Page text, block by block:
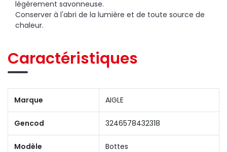
légèrement savonneuse.
Conserver à l'abri de la lumière et de toute source de
chaleur.
Caractéristiques
Marque AIGLE
Gencod 3246578432318
Modèle Bottes